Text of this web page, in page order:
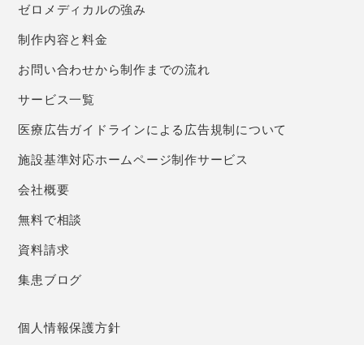
ゼロメディカルの強み
制作内容と料金
お問い合わせから制作までの流れ
サービス一覧
医療広告ガイドラインによる広告規制について
施設基準対応ホームページ制作サービス
会社概要
無料で相談
資料請求
集患ブログ
個人情報保護方針